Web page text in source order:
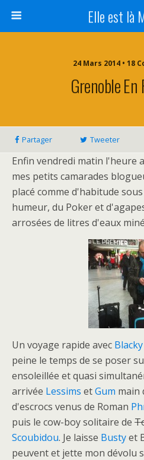
Elle est là
24 Mars 2014 • 18
Grenoble En
Partager Tweeter
Enfin vendredi matin l'heure
mes petits camarades
placé comme d'habitude
humeur, du Poker et
arrosées de litres d'eaux
Un voyage rapide avec Blacky
peine le temps de se poser
ensoleillée et quasi
arrivée Lessims etGum main
d'escrocs venus de Roman
puis le cow-boy solitaire de
Scoubidou. Je laisse Bustyet
peuvent et jette mon dévolu